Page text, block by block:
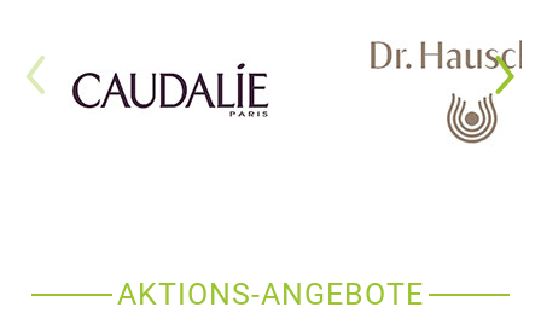
AKTIONS-ANGEBOTE